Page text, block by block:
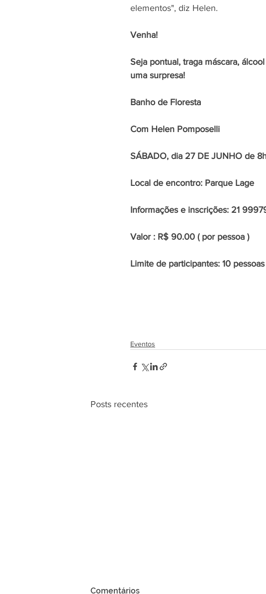
elementos", diz Helen.
Venha!
Seja pontual, traga máscara,
uma surpresa!
Banho de Floresta
Com Helen Pomposelli
SÁBADO, dia 27 DE JUNHO de
Local de encontro: Parque Lage
Informações e inscrições: 21
Valor : R$ 90.00 ( por pessoa )
Limite de participantes: 10 pessoas
Eventos
Posts recentes
Comentários